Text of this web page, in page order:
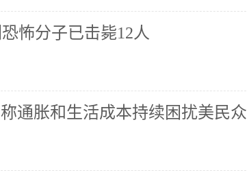
怖分子已击毙12人
通胀和生活成本持续困扰美民众